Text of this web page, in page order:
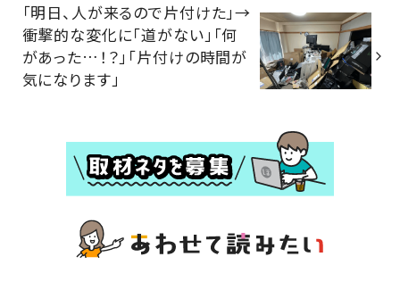
「明日、人が来るので片付けた」→
衝撃的な変化に「道がない」「何
があった…！？」「片付けの時間が
気になります」